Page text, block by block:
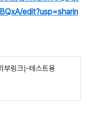
edit?usp=sharin
부링크)-테스트용